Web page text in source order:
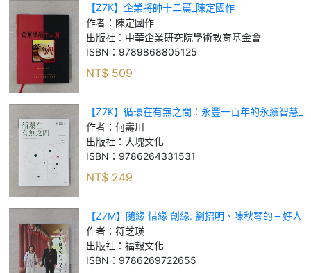
【Z7K】企業將帥十二篇_陳定國作
作者： 陳定國作
出版社： 中華企業研究院學術教育基金會
ISBN： 9789868805125
NT$ 509
【Z7K】循環在有無之間：永豐一百年的永續智慧_
何壽川
作者： 何壽川
出版社： 大塊文化
ISBN： 9786264331531
NT$ 249
【Z7M】隨緣 惜緣 創緣: 劉招明、陳秋琴的三好人
生_符芝瑛
作者： 符芝瑛
出版社： 福報文化
ISBN： 9786269722655